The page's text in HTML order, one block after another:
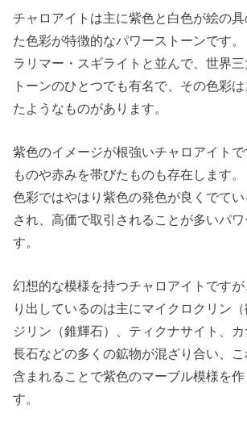
チャロアイトは主に紫色と白色が絵の
た色彩が特徴的なパワーストーンです。
ラリマー・スギライトと並んで、世界
トーンのひとつでも有名で、その色彩
たようなものがあります。
紫色のイメージが根強いチャロアイト
ものや赤みを帯びたものも存在します。
色彩ではやはり紫色の発色が良くでて
され、高価で取引されることが多いパ
す。
幻想的な模様を持つチャロアイトです
り出しているのは主にマイクロクリン
ジリン（錐輝石）、ティクナサイト、
長石などの多くの鉱物が混ざり合い、
含まれることで紫色のマーブル模様を作
す。